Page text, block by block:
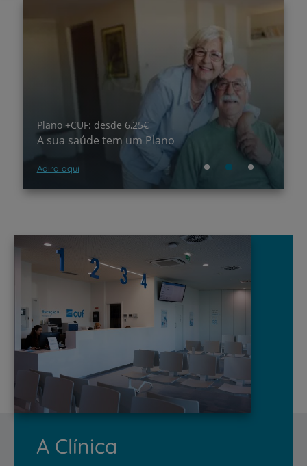
Sabia que já é possível agendar as suas
análises clínicas?
Saiba mais
A Clínica